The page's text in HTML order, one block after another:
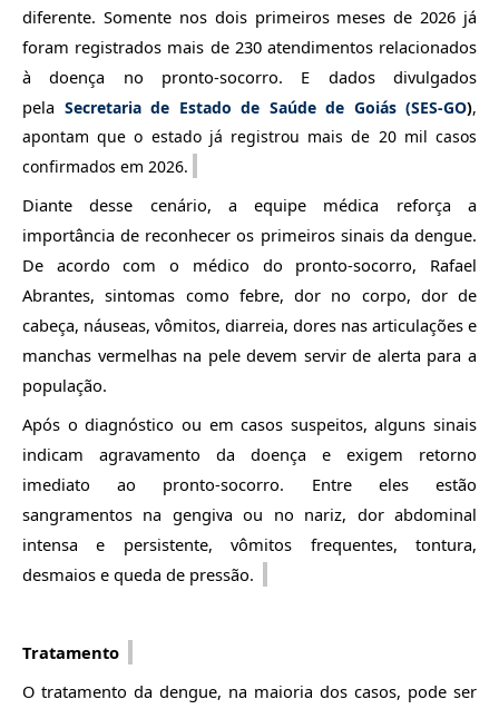
diferente. Somente nos dois primeiros meses de 2026 já
foram registrados mais de 230 atendimentos relacionados
à doença no pronto-socorro. E dados divulgados
pela Secretaria de Estado de Saúde de Goiás (SES-GO),
apontam que o estado já registrou mais de 20 mil casos
confirmados em 2026.
Diante desse cenário, a equipe médica reforça a
importância de reconhecer os primeiros sinais da dengue.
De acordo com o médico do pronto-socorro, Rafael
Abrantes, sintomas como febre, dor no corpo, dor de
cabeça, náuseas, vômitos, diarreia, dores nas articulações e
manchas vermelhas na pele devem servir de alerta para a
população.
Após o diagnóstico ou em casos suspeitos, alguns sinais
indicam agravamento da doença e exigem retorno
imediato ao pronto-socorro. Entre eles estão
sangramentos na gengiva ou no nariz, dor abdominal
intensa e persistente, vômitos frequentes, tontura,
desmaios e queda de pressão.
Tratamento
O tratamento da dengue, na maioria dos casos, pode ser